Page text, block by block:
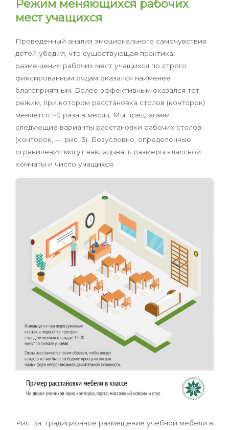
Режим меняющихся рабочих
мест учащихся
Проведенный анализ эмоционального самочувствия
детей убедил, что существующая практика
размещения рабочих мест учащихся по строго
фиксированным рядам оказался наименее
благоприятным. Более эффективным оказался тот
режим, при котором расстановка столов (конторок)
меняется 1-2 раза в месяц. Мы предлагаем
следующие варианты расстановки рабочих столов
(конторок, — рис. 3). Безусловно, определенные
ограничения могут накладывать размеры классной
комнаты и число учащихся.
Рис. 3а. Традиционное размещение учебной мебели в